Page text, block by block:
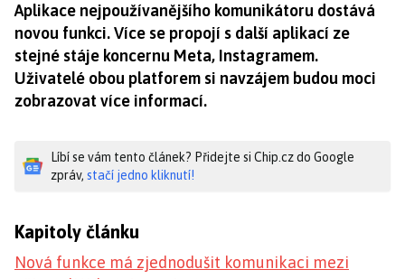
Aplikace nejpoužívanějšího komunikátoru dostává
novou funkci. Více se propojí s další aplikací ze
stejné stáje koncernu Meta, Instagramem.
Uživatelé obou platforem si navzájem budou moci
zobrazovat více informací.
Líbí se vám tento článek? Přidejte si Chip.cz do Google
zpráv, stačí jedno kliknutí!
Kapitoly článku
Nová funkce má zjednodušit komunikaci mezi